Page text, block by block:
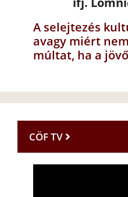
A selejtezés
avagy miért
múltat, ha a
CÖF TV